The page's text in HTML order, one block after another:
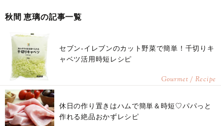
秋間 恵璃の記事一覧
セブン-イレブンのカット野菜で簡単！千切りキ
ャベツ活用時短レシピ
Gourmet / Recipe
休日の作り置きはハムで簡単＆時短♡パパっと
作れる絶品おかずレシピ